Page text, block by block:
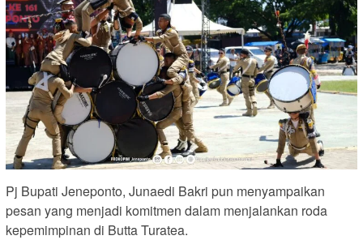
Pj Bupati Jeneponto, Junaedi Bakri pun menyampaikan
pesan yang menjadi komitmen dalam menjalankan roda
kepemimpinan di Butta Turatea.